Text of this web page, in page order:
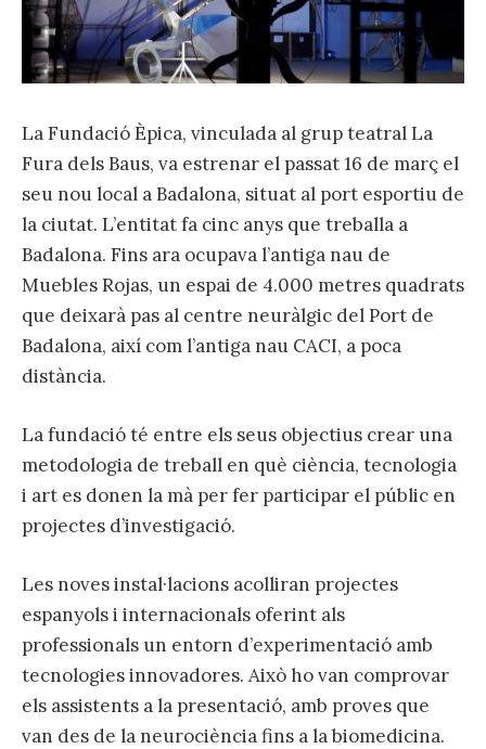
La Fundació Èpica, vinculada al grup teatral La
Fura dels Baus, va estrenar el passat 16 de març el
seu nou local a Badalona, situat al port esportiu de
la ciutat. L’entitat fa cinc anys que treballa a
Badalona. Fins ara ocupava l’antiga nau de
Muebles Rojas, un espai de 4.000 metres quadrats
que deixarà pas al centre neuràlgic del Port de
Badalona, així com l’antiga nau CACI, a poca
distància.
La fundació té entre els seus objectius crear una
metodologia de treball en què ciència, tecnologia
i art es donen la mà per fer participar el públic en
projectes d’investigació.
Les noves instal·lacions acolliran projectes
espanyols i internacionals oferint als
professionals un entorn d’experimentació amb
tecnologies innovadores. Això ho van comprovar
els assistents a la presentació, amb proves que
van des de la neurociència fins a la biomedicina.